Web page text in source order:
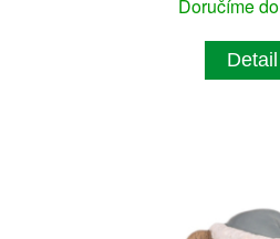
Doručíme
Detail